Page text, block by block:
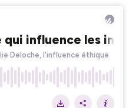
qui influence les
Deloche, l'influence éthique